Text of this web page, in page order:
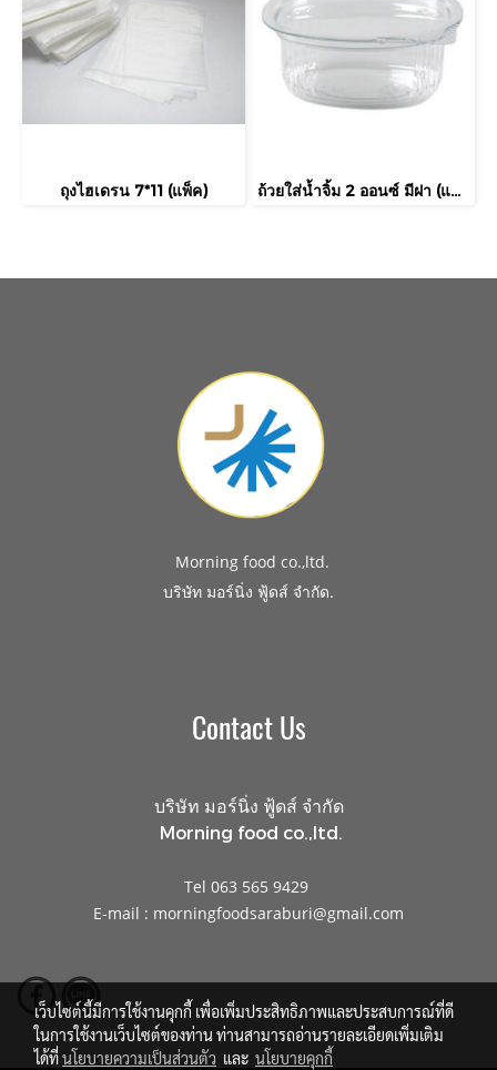
ถุงไฮเดรน 7*11 (แพ็ค) ถ้วยใส่น้ำจิ้ม 2 ออนซ์ มีฝา (แพ็ค)
Morning food co.,ltd.
บริษัท มอร์นิ่ง ฟู้ดส์ จำกัด.
Contact Us
บริษัท มอร์นิ่ง ฟู้ดส์ จำกัด
Morning food co.,ltd.
Tel 063 565 9429
E-mail : morningfoodsaraburi@gmail.com
เว็บไซต์นี้มีการใช้งานคุกกี้ เพื่อเพิ่มประสิทธิภาพและประสบการณ์ที่ดี
ในการใช้งานเว็บไซต์ของท่าน ท่านสามารถอ่านรายละเอียดเพิ่มเติม
ได้ที่นโยบายความเป็นส่วนตัว และ นโยบายคุกกี้